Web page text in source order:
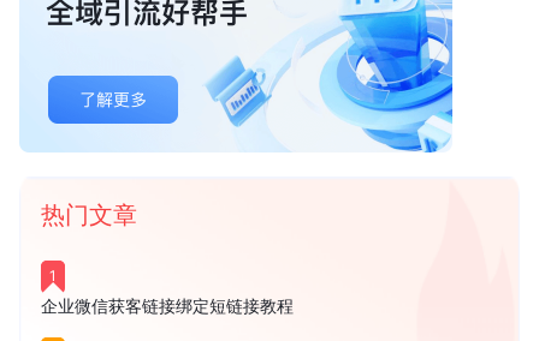
热门文章
1
企业微信获客链接绑定短链接教程